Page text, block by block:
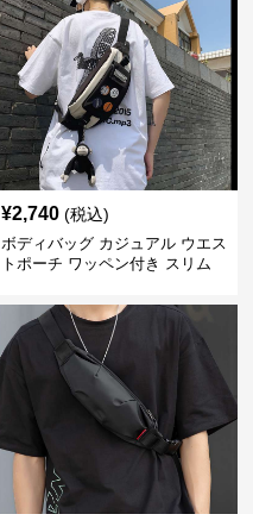
¥2,740 (税込)
ボディバッグ カジュアル ウエス
トポーチ ワッペン付き スリム